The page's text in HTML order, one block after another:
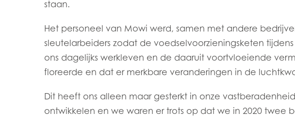
Mowi Czechia (EN)
Mowi Faroe Islands
Mowi
Mowi
Mowi Canada East
Mowi Canada West
Mowi
staan.
Het personeel van Mowi werd, samen met andere
sleutelarbeiders zodat de voedselvoorzieningsketen
ons dagelijks werkleven en de daaruit voortvloeiende
floreerde en dat er merkbare veranderingen in de
Dit heeft ons alleen maar gesterkt in onze
ontwikkelen en we waren er trots op dat we in 2020 twee